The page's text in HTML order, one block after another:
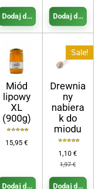
Dodaj do koszykaDodaj do
Miód
lipowy
XL
(900g)
15,95 €
Dodaj do koszyka
Sale!
Drewnia
ny
nabiera
k do
miodu
1,10 €
1,97 €
Dodaj do